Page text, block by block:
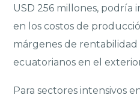
USD 256 millones,
en los costos de
márgenes de
ecuatorianos en el
Para sectores intensivos